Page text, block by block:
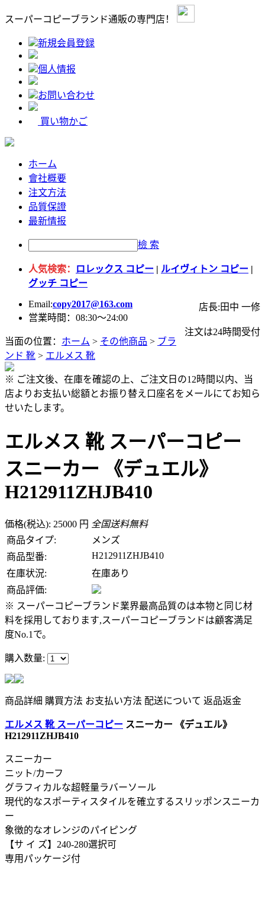
スーパーコピーブランド通販の専門店！
新規会員登録
個人情报
お問い合わせ
買い物かご
ホーム
會社概要
注文方法
品質保證
最新情报
檢 索
人気検索： ロレックス コピー | ルイヴィトン コピー |
グッチ コピー
Email:copy2017@163.com
店長:田中 一修
営業時間：08:30～24:00
注文は24時間受付
当面の位置： ホーム > その他商品 > ブラ
ンド 靴 > エルメス 靴
※ ご注文後、在庫を確認の上、ご注文日の12時間以内、当
店よりお支払い総額とお振り替え口座名をメールにてお知ら
せいたします。
エルメス 靴 スーパーコピー
スニーカー 《デュエル》
H212911ZHJB410
価格(税込): 25000 円 全国送料無料
商品タイプ:
メンズ
商品型番:
H212911ZHJB410
在庫状況:
在庫あり
商品評価:
※ スーパーコピーブランド業界最高品質のは本物と同じ材
料を採用しております,スーパーコピーブランドは顧客満足
度No.1で。
購入数量:
商品詳細 購買方法 お支払い方法 配送について 返品返金
エルメス 靴 スーパーコピー スニーカー 《デュエル》
H212911ZHJB410
スニーカー
ニット/カーフ
グラフィカルな超軽量ラバーソール
現代的なスポーティスタイルを確立するスリッポンスニーカ
ー
象徴的なオレンジのパイピング
【サ イ ズ】240-280選択可
専用パッケージ付